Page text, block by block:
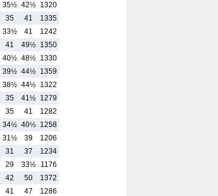
35½ 42½
1320
35 41
1335
33½ 41
1242
41 49½
1350
40½ 48½
1330
39½ 44½
1359
38½ 44½
1322
35 41½
1279
35 41
1282
34½ 40½
1258
31½ 39
1206
31 37
1234
29 33½
1176
42 50
1372
41 47
1286